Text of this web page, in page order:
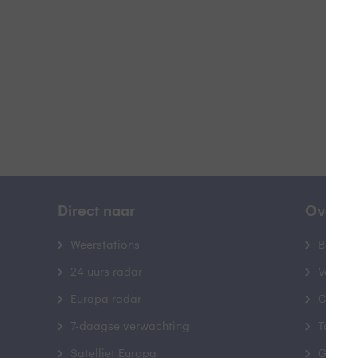
Direct naar
Weerstations
24 uurs radar
Europa radar
7-daagse verwachting
Satelliet Europa
Over
Contact